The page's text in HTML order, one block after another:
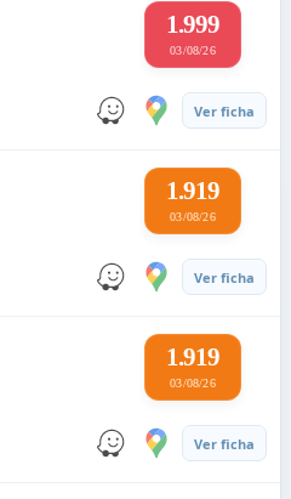
1.999
03/08/26
Ver ficha
1.919
03/08/26
Ver ficha
1.919
03/08/26
Ver ficha